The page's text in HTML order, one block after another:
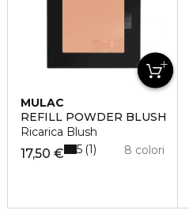
MULAC
REFILL POWDER BLUSH
Ricarica Blush
17,50 € 8 colori
5 1